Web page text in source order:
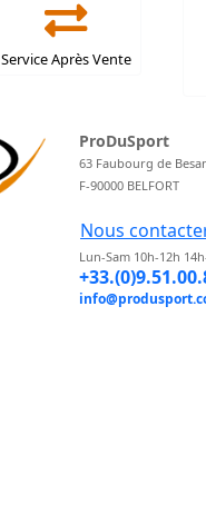
Service Après Vente
ProDuSport
63 Faubourg de
F-90000 BELFORT
Nous
Lun-Sam 10h-12h